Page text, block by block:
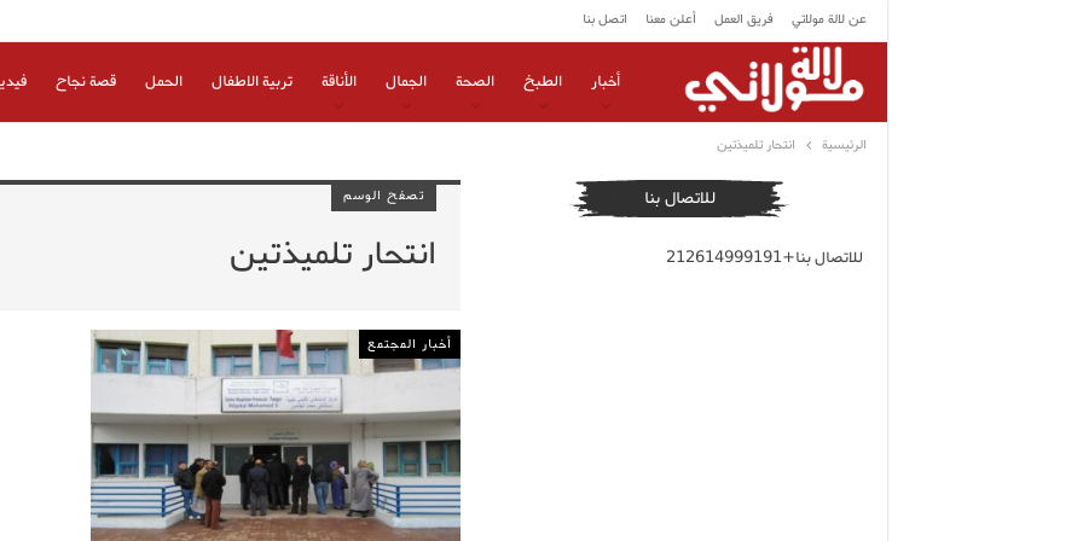
عن لالة مولاتي فريق العمل أعلن معنا اتصل بنا
أخبار الطبخ الصحة الجمال الأناقة تربية الاطفال الحمل قصة نجاح
الرئيسية انتحار تلميذتين
تصفح الوسم
انتحار تلميذتين
أخبار المجتمع
للاتصال بنا
للاتصال بنا+212614999191